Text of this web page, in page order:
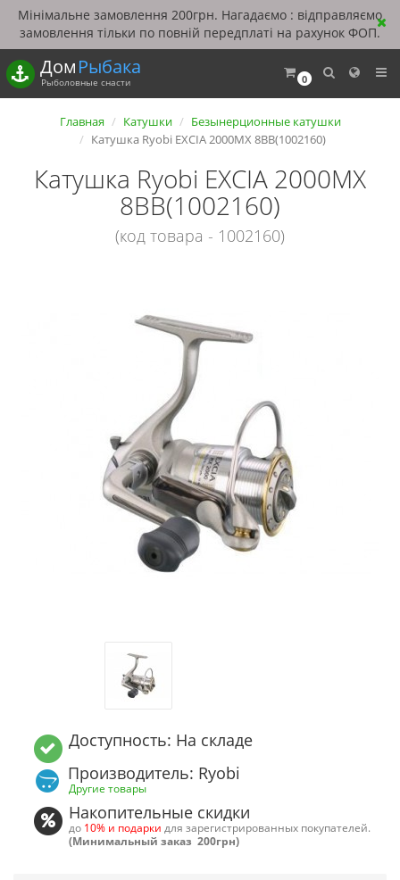
Мінімальне замовлення 200грн. Нагадаємо : відправляємо
замовлення тільки по повній передплаті на рахунок ФОП.
0
ДомРыбака
Рыболовные снасти
Главная Катушки
Безынерционные катушки
Катушка Ryobi EXCIA 2000MX 8BB(1002160)
Катушка Ryobi EXCIA 2000MX
8BB(1002160)
(код товара - 1002160)
Доступность: На складе
Производитель: Ryobi
Другие товары
Накопительные скидки
до 10% и подарки для зарегистрированных покупателей.
(Минимальный заказ 200грн)